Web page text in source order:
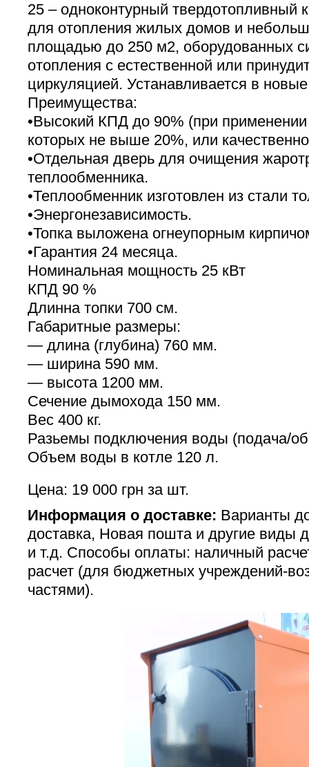
25 – одноконтурный твердотопливный
для отопления жилых домов и
площадью до 250 м2, оборудованных
отопления с естественной или
циркуляцией. Устанавливается в
Преимущества:
•Высокий КПД до 90% (при
которых не выше 20%, или
•Отдельная дверь для очищения
теплообменника.
•Теплообменник изготовлен из стали
•Энергонезависимость.
•Топка выложена огнеупорным
•Гарантия 24 месяца.
Номинальная мощность 25 кВт
КПД 90 %
Длинна топки 700 см.
Габаритные размеры:
— длина (глубина) 760 мм.
— ширина 590 мм.
— высота 1200 мм.
Сечение дымохода 150 мм.
Вес 400 кг.
Разьемы подключения воды (подача/
Объем воды в котле 120 л.
Цена: 19 000 грн за шт.
Информация о доставке: Варианты
доставка, Новая пошта и другие виды
и т.д. Способы оплаты: наличный
расчет (для бюджетных учреждений-
частями).